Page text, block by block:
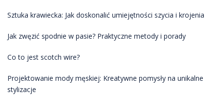
Sztuka krawiecka: Jak doskonalić umiejętności szycia i krojenia
Jak zwęzić spodnie w pasie? Praktyczne metody i porady
Co to jest scotch wire?
Projektowanie mody męskiej: Kreatywne pomysły na unikalne
stylizacje